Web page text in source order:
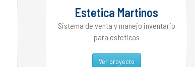
Estetica Martinos
Sistema de venta y manejo inventario
para esteticas
Ver proyecto